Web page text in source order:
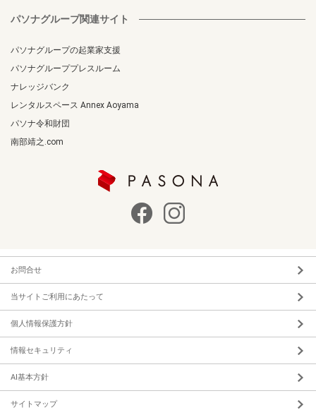
パソナグループ関連サイト
パソナグループの起業家支援
パソナグループプレスルーム
ナレッジバンク
レンタルスペース Annex Aoyama
パソナ令和財団
南部靖之.com
お問合せ
当サイトご利用にあたって
個人情報保護方針
情報セキュリティ
AI基本方針
サイトマップ